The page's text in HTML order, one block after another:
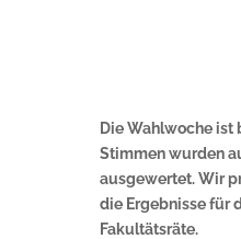
Die Wahlwoche ist
Stimmen wurden
ausgewertet. Wir
die Ergebnisse für
Fakultätsräte.